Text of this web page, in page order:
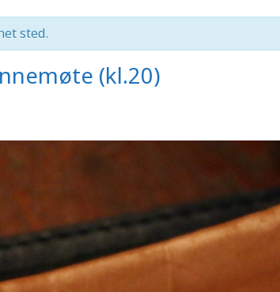
sted.
(kl.20)